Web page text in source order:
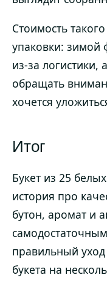
Стоимость
упаковки: зимой
из-за логистики,
обращать
хочется
Итог
Букет из 25
история про
бутон, аромат и
правильный
букета на